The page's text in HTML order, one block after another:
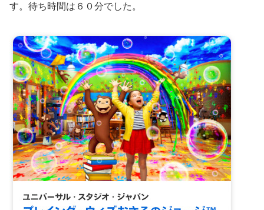
す。待ち時間は６０分でした。